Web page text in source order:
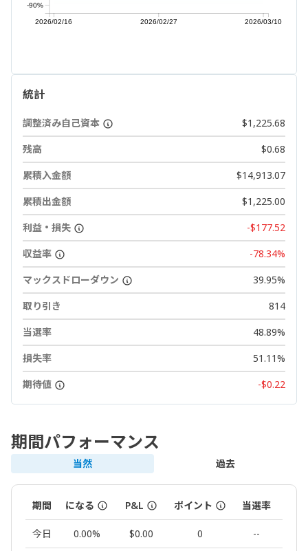
-90%
2026/02/16 2026/02/27 2026/03/10
統計
調整済み自己資本
$1,225.68
残高
$0.68
累積入金額
$14,913.07
累積出金額
$1,225.00
利益・損失
-$177.52
収益率
-78.34%
マックスドローダウン
39.95%
取り引き
814
当選率
48.89%
損失率
51.11%
期待値
-$0.22
期間パフォーマンス
当然 過去
期間 になる P&L ポイント 当選率
今日 0.00% $0.00 0 --